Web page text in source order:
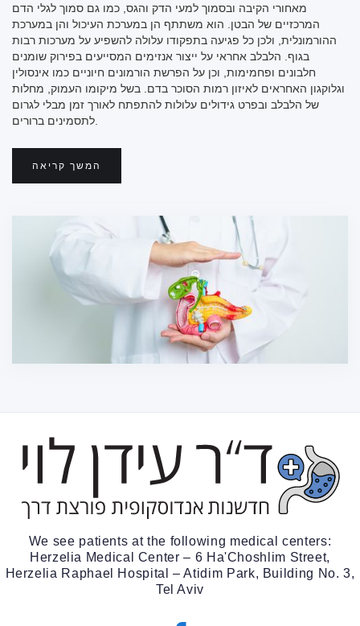
מאחורי הקיבה ובסמוך למעי הדק והגס, כמו גם סמוך לגלי הדם
המרכזיים של הבטן. הוא משתתף הן במערכת העיכול והן במערכת
ההורמונלית, ולכן כל פגיעה בתפקודו עלולה להשפיע על מערכות רבות
בגוף. הלבלב אחראי על ייצור אנזימים המסייעים בפירוק שומנים
חלבונים ופחמימות, וכן על הפרשת הורמונים חיוניים כמו אינסולין
וגלוקגון האחראים לאיזון רמות הסוכר בדם. בשל מיקומו העמוק, מחלות
של הלבלב ובפרט גידולים עלולות להתפתח לאורך זמן מבלי לגרום
לתסמינים ברורים.
המשך קריאה
We see patients at the following medical centers:
Herzelia Medical Center – 6 Ha'Choshlim Street,
Herzelia Raphael Hospital – Atidim Park, Building No. 3,
Tel Aviv